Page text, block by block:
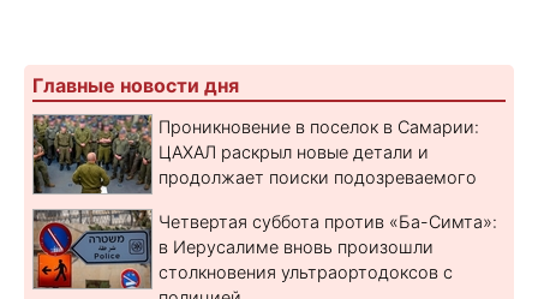
Главные новости дня
Проникновение в поселок в Самарии:
ЦАХАЛ раскрыл новые детали и
продолжает поиски подозреваемого
Четвертая суббота против «Ба-Симта»:
в Иерусалиме вновь произошли
столкновения ультраортодоксов с